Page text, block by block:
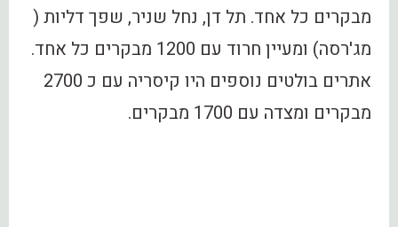
מבקרים כל אחד. תל דן, נחל שניר, שפך דליות (
מג'רסה) ומעיין חרוד עם 1200 מבקרים כל אחד.
אתרים בולטים נוספים היו קיסריה עם כ 2700
מבקרים ומצדה עם 1700 מבקרים.